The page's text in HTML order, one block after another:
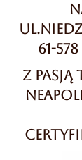
61-
Z